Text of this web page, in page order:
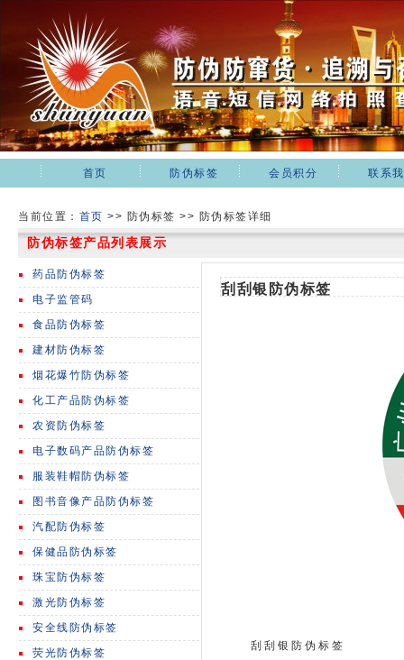
首页 防伪标签 会员积分 联系
当前位置： 首页 >> 防伪标签 >> 防伪标签详细
防伪标签产品列表展示
药品防伪标签
电子监管码
食品防伪标签
建材防伪标签
烟花爆竹防伪标签
化工产品防伪标签
农资防伪标签
电子数码产品防伪标签
服装鞋帽防伪标签
图书音像产品防伪标签
汽配防伪标签
保健品防伪标签
珠宝防伪标签
激光防伪标签
安全线防伪标签
荧光防伪标签
刮刮银防伪标签
刮刮银防伪标签